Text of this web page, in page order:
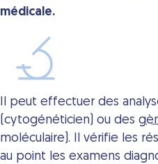
médicale.
Il peut effectuer des
(cytogénéticien) ou des
moléculaire). Il vérifie les
au point les examens